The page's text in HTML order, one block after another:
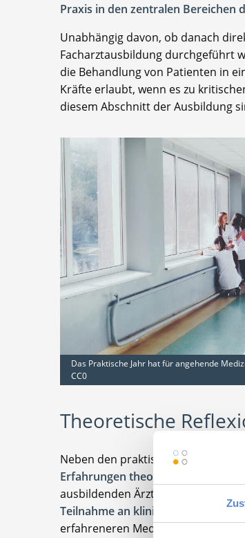
Praxis in den zentralen Bereichen
Unabhängig davon, ob danach
Facharztausbildung durchgeführt
die Behandlung von Patienten in
Kräfte erlaubt, wenn es zu
diesem Abschnitt der Ausbildung
Das Praktische Jahr hat für angehende
CC0
Theoretische
Neben den praktischen Tätigkeiten
Erfahrungen theoretisch
ausbildenden Ärzten im Rahmen
Teilnahme an klinischen
erfahreneren Medizinern statt, von